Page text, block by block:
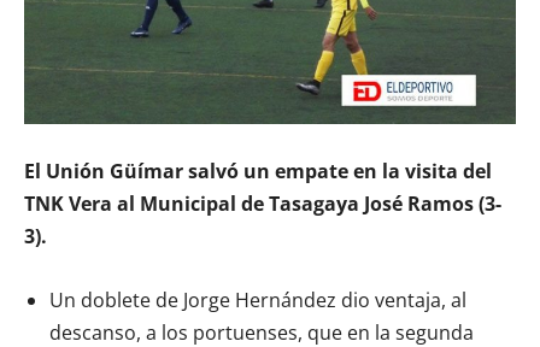
El Unión Güímar salvó un empate en la visita del
TNK Vera al Municipal de Tasagaya José Ramos (3-
3).
Un doblete de Jorge Hernández dio ventaja, al
descanso, a los portuenses, que en la segunda